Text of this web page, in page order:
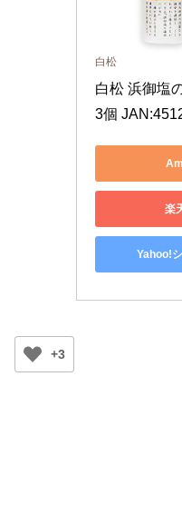
白松
白松 浜御塩
3個
楽
Yahoo!
+3